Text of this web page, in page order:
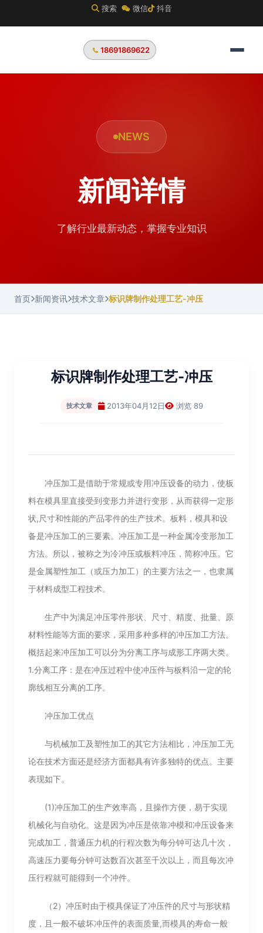
搜索 微信 抖音
18691869622
NEWS
新闻详情
了解行业最新动态，掌握专业知识
首页 新闻资讯 技术文章 标识牌制作处理工艺-冲压
标识牌制作处理工艺-冲压
技术文章 2013年04月12日 浏览 89
冲压加工是借助于常规或专用冲压设备的动力，使板
料在模具里直接受到变形力并进行变形，从而获得一定形
状,尺寸和性能的产品零件的生产技术。板料，模具和设
备是冲压加工的三要素。冲压加工是一种金属冷变形加工
方法。所以，被称之为冷冲压或板料冲压，简称冲压。它
是金属塑性加工（或压力加工）的主要方法之一，也隶属
于材料成型工程技术。
生产中为满足冲压零件形状、尺寸、精度、批量、原
材料性能等方面的要求，采用多种多样的冲压加工方法。
概括起来冲压加工可以分为分离工序与成形工序两大类。
1.分离工序：是在冲压过程中使冲压件与板料沿一定的轮
廓线相互分离的工序。
冲压加工优点
与机械加工及塑性加工的其它方法相比，冲压加工无
论在技术方面还是经济方面都具有许多独特的优点。主要
表现如下。
(1)冲压加工的生产效率高，且操作方便，易于实现
机械化与自动化。这是因为冲压是依靠冲模和冲压设备来
完成加工，普通压力机的行程次数为每分钟可达几十次，
高速压力要每分钟可达数百次甚至千次以上，而且每次冲
压行程就可能得到一个冲件。
（2）冲压时由于模具保证了冲压件的尺寸与形状精
度，且一般不破坏冲压件的表面质量,而模具的寿命一般